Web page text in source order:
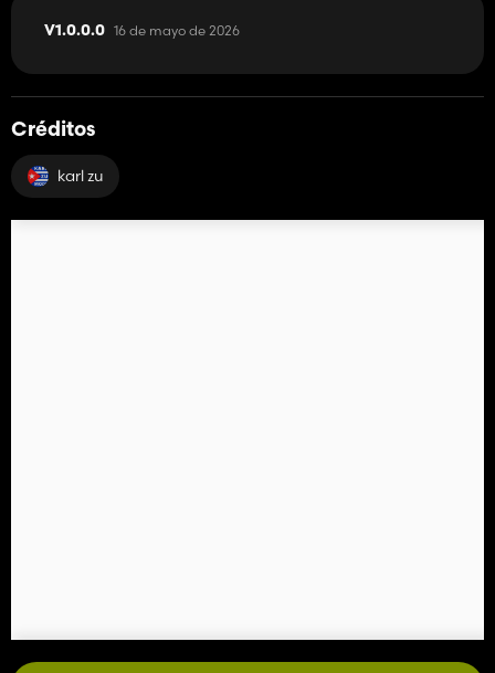
V1.0.0.0 16 de mayo de 2026
Créditos
karl zu